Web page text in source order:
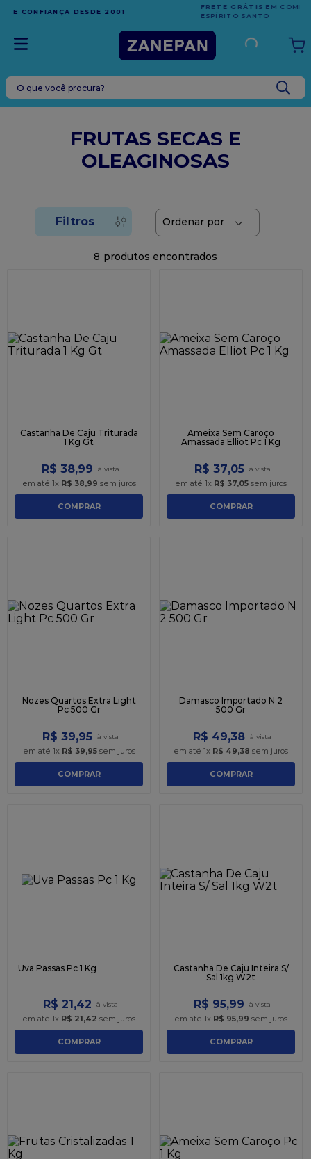
EM COMPRAS ACIMA DE R$1.000,00 PARA O
ESPÍRITO SANTO
O que você procura?
FRUTAS SECAS E
OLEAGINOSAS
8
Castanha De Caju Triturada
1 Kg Gt
R$ 38,99
em até 1x R$ 38,99 sem juros
COMPRAR
Ameixa Sem Caroço
Amassada Elliot Pc 1 Kg
R$ 37,05
em até 1x R$ 37,05 sem juros
COMPRAR
Nozes Quartos Extra Light
Pc 500 Gr
R$ 39,95
em até 1x R$ 39,95sem juros
COMPRAR
Damasco Importado N 2
500 Gr
R$ 49,38
em até 1x R$ 49,38 sem juros
COMPRAR
Uva Passas Pc 1 Kg
R$ 21,42
em até 1x R$ 21,42 sem juros
COMPRAR
Castanha De Caju Inteira S/
Sal 1kg W2t
R$ 95,99
em até 1x R$ 95,99 sem juros
COMPRAR
TERMOS MAIS BUSCADOS
top harald
bala
10º chocolate